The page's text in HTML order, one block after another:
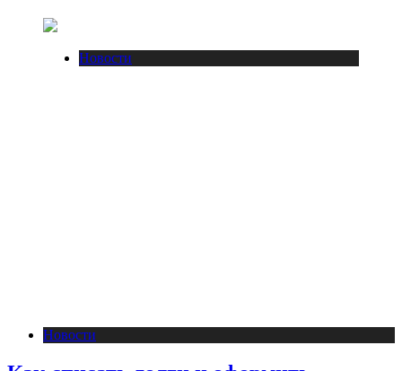
Новости
Новости